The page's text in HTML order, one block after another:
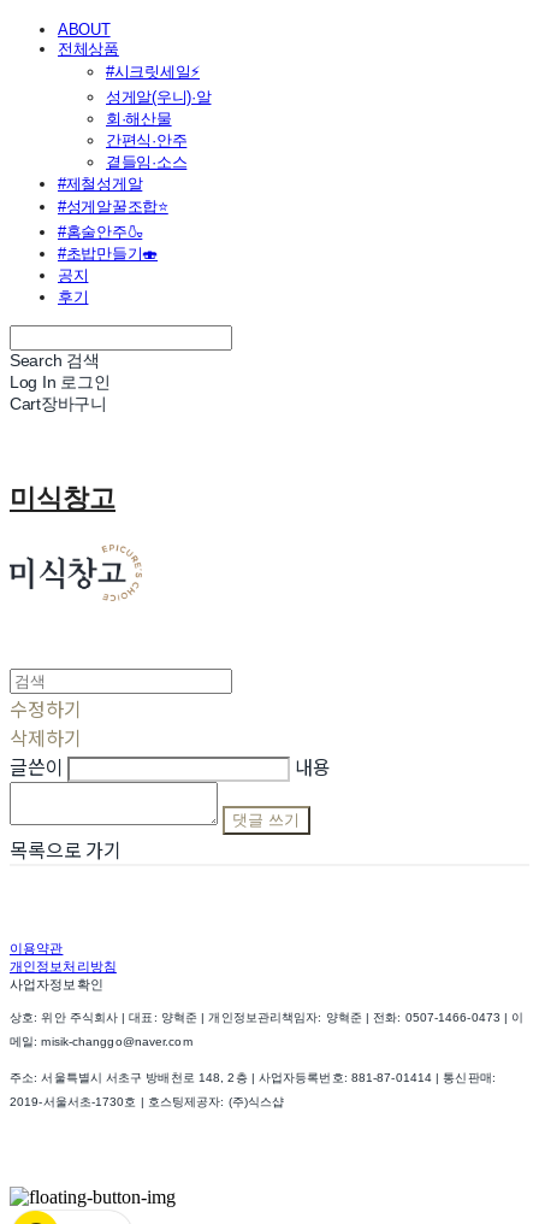
ABOUT
전체상품
#시크릿세일⚡
성게알(우니)·알
회·해산물
간편식·안주
곁들임·소스
#제철성게알
#성게알꿀조합⭐
#홈술안주🍶
#초밥만들기🍣
공지
후기
Search 검색
Log In 로그인
Cart장바구니
미식창고
수정하기
삭제하기
글쓴이
내용
댓글 쓰기
목록으로 가기
이용약관
개인정보처리방침
사업자정보확인
상호: 위안 주식회사 | 대표: 양혁준 | 개인정보관리책임자: 양혁준 | 전화: 0507-1466-0473 | 이
메일: misik-changgo@naver.com
주소: 서울특별시 서초구 방배천로 148, 2층 | 사업자등록번호: 881-87-01414 | 통신판매:
2019-서울서초-1730호
| 호스팅제공자: (주)식스샵